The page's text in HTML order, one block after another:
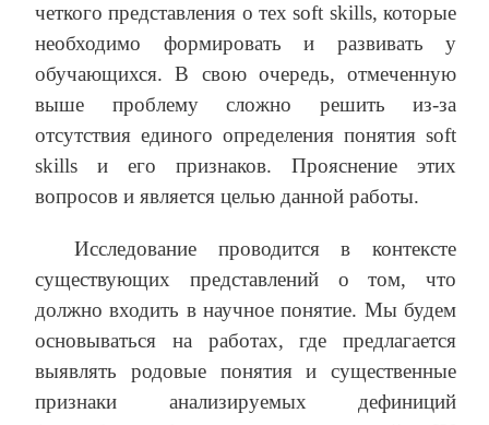
четкого представления о тех soft skills, которые
необходимо формировать и развивать у
обучающихся. В свою очередь, отмеченную
выше проблему сложно решить из-за
отсутствия единого определения понятия soft
skills и его признаков. Прояснение этих
вопросов и является целью данной работы.
Исследование проводится в контексте
существующих представлений о том, что
должно входить в научное понятие. Мы будем
основываться на работах, где предлагается
выявлять родовые понятия и существенные
признаки анализируемых дефиниций